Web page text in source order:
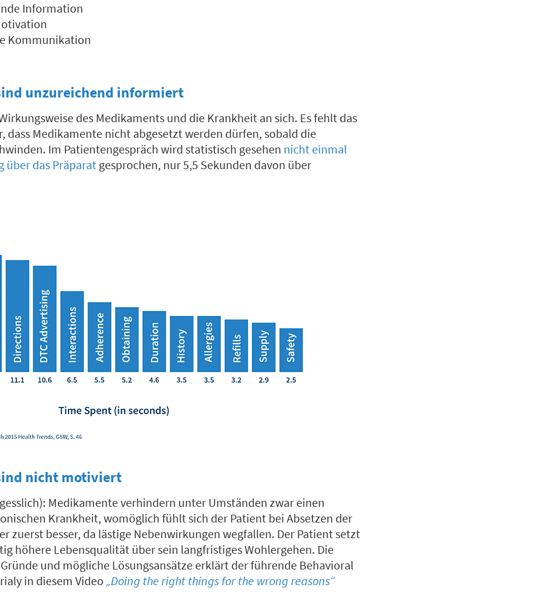
Information
Kommunikation
unzureichend informiert
des Medikaments und die Krankheit an sich. Es fehlt das
dass Medikamente nicht abgesetzt werden dürfen, sobald die
Im Patientengespräch wird statistisch gesehen nicht einmal
über das Präparatgesprochen, nur 5,5 Sekunden davon über
nicht motiviert
Medikamente verhindern unter Umständen zwar einen
Krankheit, womöglich fühlt sich der Patient bei Absetzen der
zuerst besser, da lästige Nebenwirkungen wegfallen. Der Patient setzt
höhere Lebensqualität über sein langfristiges Wohlergehen. Die
und mögliche Lösungsansätze erklärt der führende Behavioral
in diesem Video „Doing the right things for the wrong reasons“